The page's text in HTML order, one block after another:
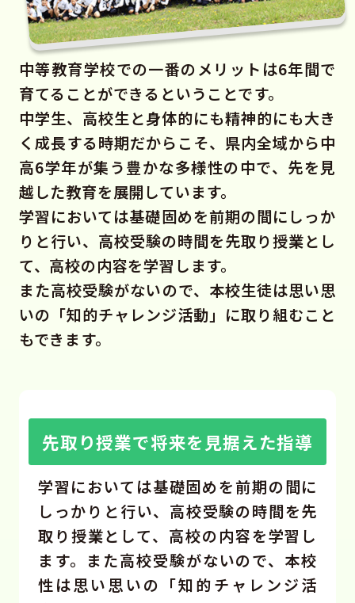
中等教育学校での一番のメリットは6年間で
育てることができるということです。
中学生、高校生と身体的にも精神的にも大き
く成長する時期だからこそ、県内全域から中
高6学年が集う豊かな多様性の中で、先を見
越した教育を展開しています。
学習においては基礎固めを前期の間にしっか
りと行い、高校受験の時間を先取り授業とし
て、高校の内容を学習します。
また高校受験がないので、本校生徒は思い思
いの「知的チャレンジ活動」に取り組むこと
もできます。
先取り授業で将来を見据えた指導
学習においては基礎固めを前期の間に
しっかりと行い、高校受験の時間を先
取り授業として、高校の内容を学習し
ます。また高校受験がないので、本校
性は思い思いの「知的チャレンジ活